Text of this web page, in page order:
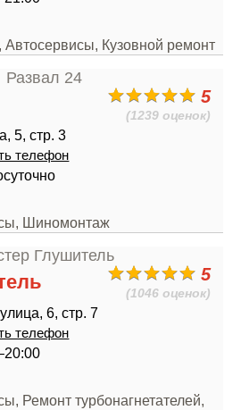
Автосервисы, Кузовной ремонт
5
(1239 оценок)
5, стр. 3
телефон
Шиномонтаж
5
(1046 оценок)
6, стр. 7
телефон
Ремонт турбонагнетателей,